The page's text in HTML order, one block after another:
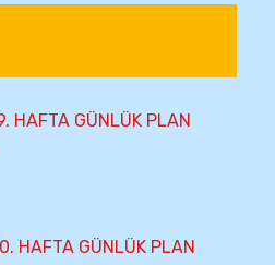
HAFTA GÜNLÜK PLAN
HAFTA GÜNLÜK PLAN